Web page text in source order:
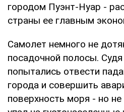
городом Пуэнт-Нуар -
страны ее главным
Самолет немного не
посадочной полосы.
попытались отвести
города и совершить
поверхность моря - но